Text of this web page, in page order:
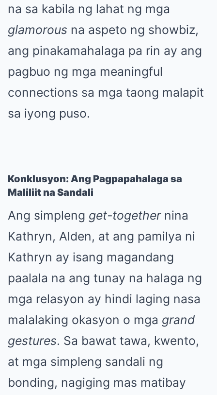
na sa kabila ng lahat ng mga
glamorous na aspeto ng showbiz,
ang pinakamahalaga pa rin ay ang
pagbuo ng mga meaningful
connections sa mga taong malapit
sa iyong puso.
Konklusyon: Ang Pagpapahalaga sa
Maliliit na Sandali
Ang simpleng get-togethernina
Kathryn, Alden, at ang pamilya ni
Kathryn ay isang magandang
paalala na ang tunay na halaga ng
mga relasyon ay hindi laging nasa
malalaking okasyon o mga grand
gestures. Sa bawat tawa, kwento,
at mga simpleng sandali ng
bonding, nagiging mas matibay